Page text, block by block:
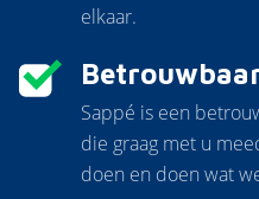
elkaar.
Sappé is een
die graag met u
doen en doen wat